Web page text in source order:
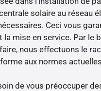
solaire au réseau
Ceci vous
la mise en service. Par le
nous effectuons le
aux normes
de vous préoccuper